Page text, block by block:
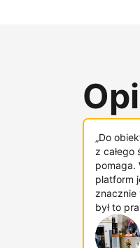
„Do
z
pomaga.
platform
znacznie
był to